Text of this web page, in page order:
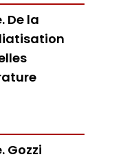
De la
Gozzi